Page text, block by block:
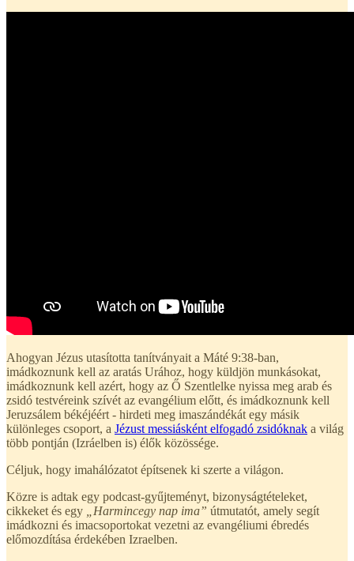
Ahogyan Jézus utasította tanítványait a Máté 9:38-ban,
imádkoznunk kell az aratás Urához, hogy küldjön munkásokat,
imádkoznunk kell azért, hogy az Ő Szentlelke nyissa meg arab és
zsidó testvéreink szívét az evangélium előtt, és imádkoznunk kell
Jeruzsálem békéjéért - hirdeti meg imaszándékát egy másik
különleges csoport, a Jézust messiásként elfogadó zsidóknak a világ
több pontján (Izráelben is) élők közössége.
Céljuk, hogy imahálózatot építsenek ki szerte a világon.
Közre is adtak egy podcast-gyűjteményt, bizonyságtételeket,
cikkeket és egy
„Harmincegy nap ima” útmutatót, amely segít
imádkozni és imacsoportokat vezetni az evangéliumi ébredés
előmozdítása érdekében Izraelben.